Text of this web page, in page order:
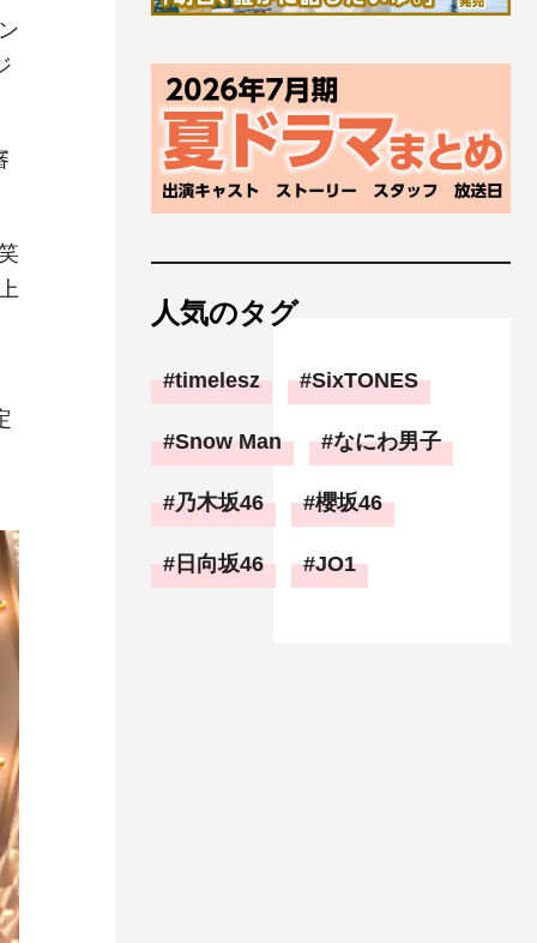
人気のタグ
timelesz SixTONES
Snow Man なにわ男子
乃木坂46 櫻坂46
日向坂46 JO1